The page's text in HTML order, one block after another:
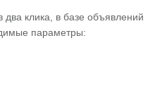
клика, в базе объявлений
параметры: